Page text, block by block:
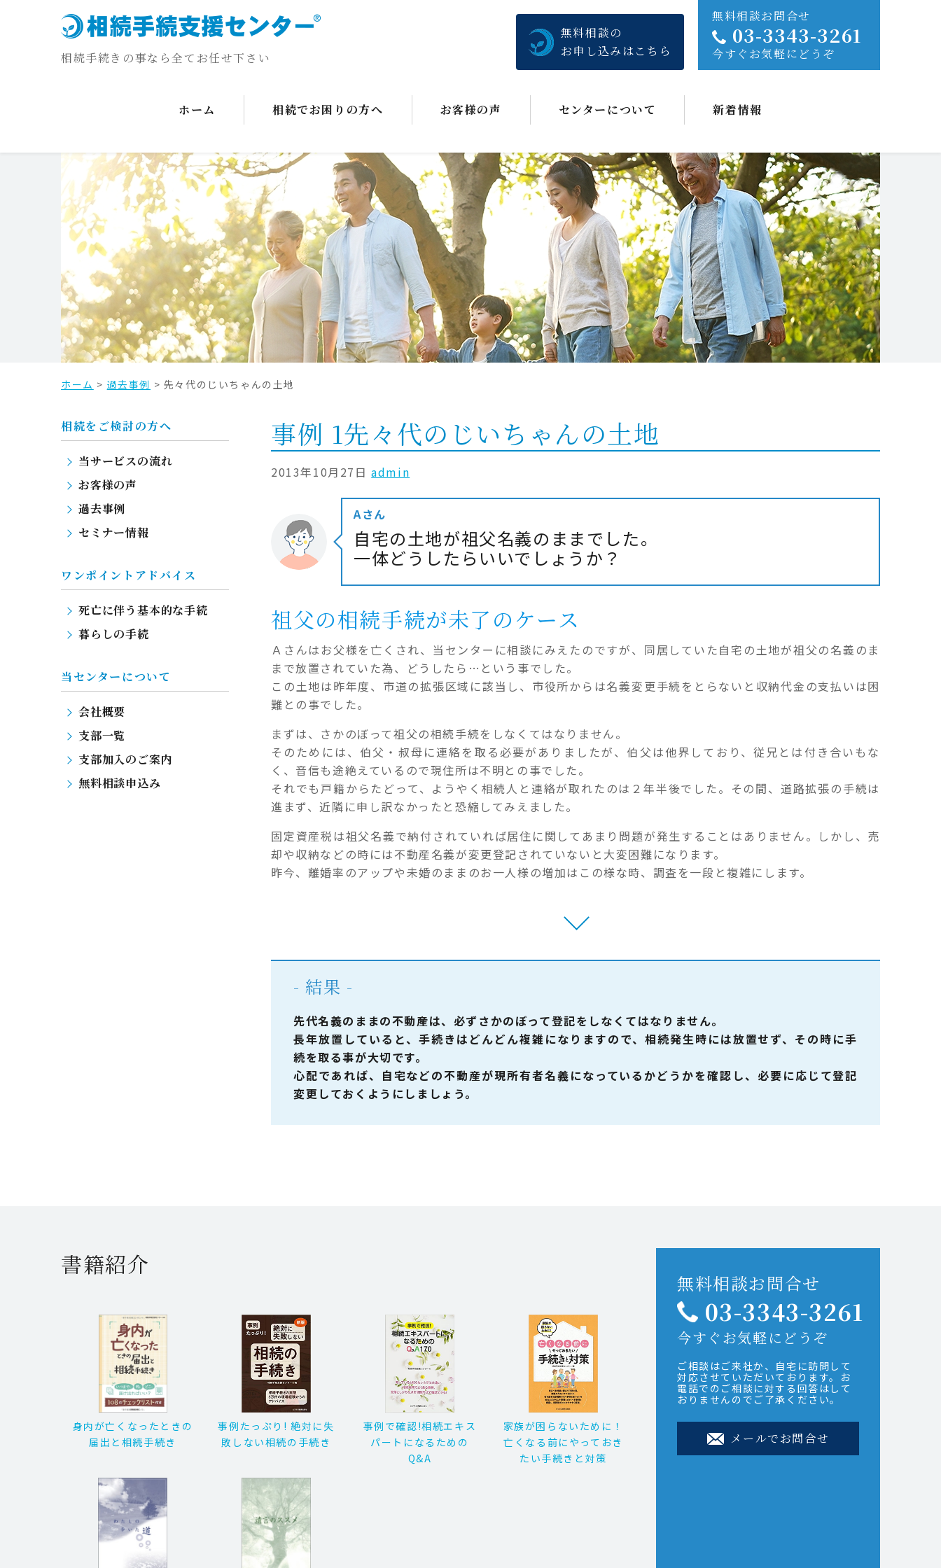
相続手続きの事なら全てお任せ下さい
無料相談の
お申し込みはこちら
無料相談お問合せ
03-3343-3261
今すぐお気軽にどうぞ
ホーム 相続でお困りの方へ お客様の声 センターについて 新着情報
ホーム > 過去事例 > 先々代のじいちゃんの土地
相続をご検討の方へ
当サービスの流れ
お客様の声
過去事例
セミナー情報
ワンポイントアドバイス
死亡に伴う基本的な手続
暮らしの手続
当センターについて
会社概要
支部一覧
支部加入のご案内
無料相談申込み
事例 1先々代のじいちゃんの土地
2013年10月27日 admin
Aさん
自宅の土地が祖父名義のままでした。
一体どうしたらいいでしょうか？
祖父の相続手続が未了のケース
Ａさんはお父様を亡くされ、当センターに相談にみえたのですが、同居していた自宅の土地が祖父の名義のま
まで放置されていた為、どうしたら…という事でした。
この土地は昨年度、市道の拡張区域に該当し、市役所からは名義変更手続をとらないと収納代金の支払いは困
難との事でした。
まずは、さかのぼって祖父の相続手続をしなくてはなりません。
そのためには、伯父・叔母に連絡を取る必要がありましたが、伯父は他界しており、従兄とは付き合いもな
く、音信も途絶えているので現住所は不明との事でした。
それでも戸籍からたどって、ようやく相続人と連絡が取れたのは２年半後でした。その間、道路拡張の手続は
進まず、近隣に申し訳なかったと恐縮してみえました。
固定資産税は祖父名義で納付されていれば居住に関してあまり問題が発生することはありません。しかし、売
却や収納などの時には不動産名義が変更登記されていないと大変困難になります。
昨今、離婚率のアップや未婚のままのお一人様の増加はこの様な時、調査を一段と複雑にします。
先代名義のままの不動産は、必ずさかのぼって登記をしなくてはなりません。
長年放置していると、手続きはどんどん複雑になりますので、相続発生時には放置せず、その時に手
続を取る事が大切です。
心配であれば、自宅などの不動産が現所有者名義になっているかどうかを確認し、必要に応じて登記
変更しておくようにしましょう。
書籍紹介
身内が亡くなったときの
届出と相続手続き
事例たっぷり! 絶対に失
敗しない相続の手続き
事例で確認!相続エキス
パートになるための
Q&A
家族が困らないために！
亡くなる前にやっておき
たい手続きと対策
無料相談お問合せ
03-3343-3261
今すぐお気軽にどうぞ
ご相談はご来社か、自宅に訪問して
対応させていただいております。お
電話でのご相談に対する回答はして
おりませんのでご了承ください。
メールでお問合せ